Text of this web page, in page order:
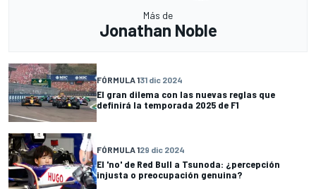
Más de
Jonathan Noble
FÓRMULA 131 dic 2024
El gran dilema con las nuevas reglas que
definirá la temporada 2025 de F1
FÓRMULA 129 dic 2024
El 'no' de Red Bull a Tsunoda: ¿percepción
injusta o preocupación genuina?